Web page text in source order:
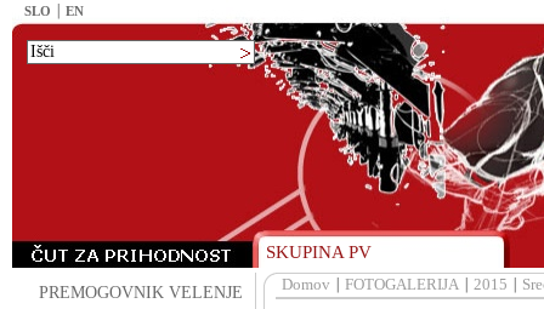
SLO EN
SKUPINA PV
PREMOGOVNIK VELENJE
Domov FOTOGALERIJA 2015